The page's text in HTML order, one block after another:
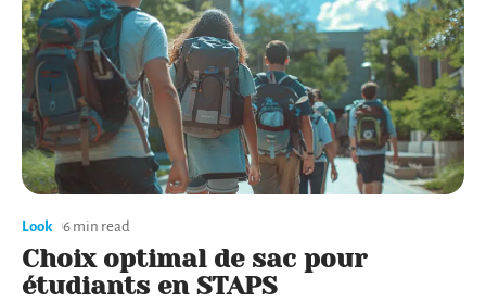
Look 6 min read
Choix optimal de sac pour
étudiants en STAPS